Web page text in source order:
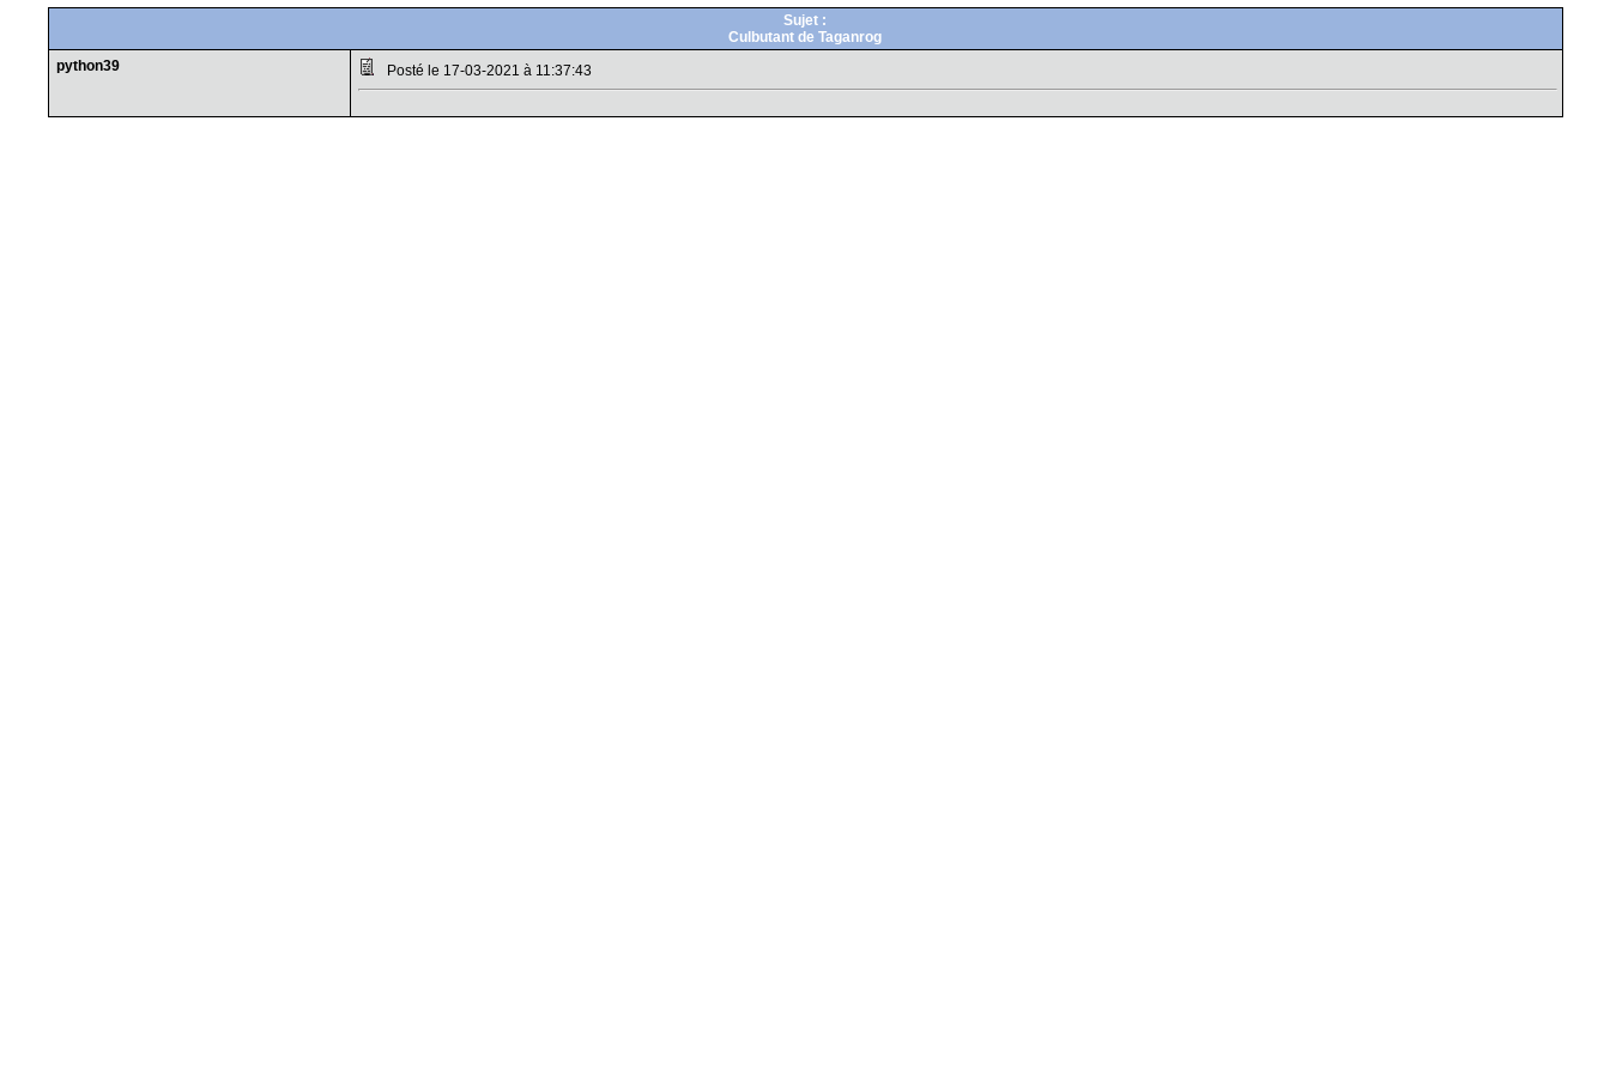
Sujet :
Culbutant de Taganrog
python39
Posté le 17-03-2021 à 11:37:43